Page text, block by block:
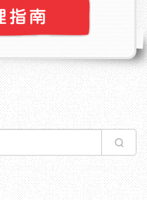
指南
指南
指南
指南
指南
指南
指南